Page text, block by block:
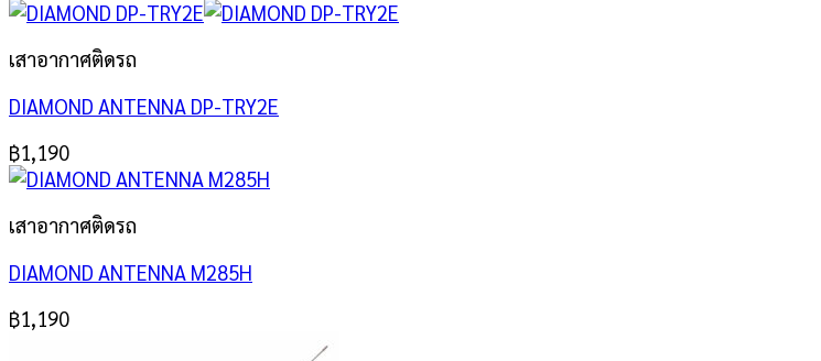
เสาอากาศติดรถ
DIAMOND ANTENNA DP-TRY2E
฿1,190
เสาอากาศติดรถ
DIAMOND ANTENNA M285H
฿1,190